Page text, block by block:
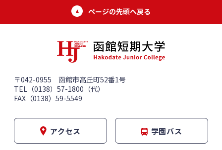
ページの先頭へ戻る
〒042-0955 函館市高丘町52番1号
TEL（0138）57-1800（代）
FAX（0138）59-5549
アクセス 学園バス